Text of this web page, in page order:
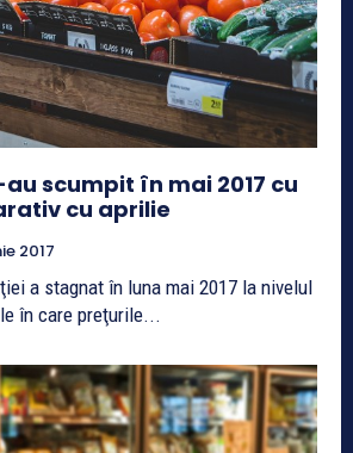
scumpit în mai 2017 cu
cu aprilie
2017
a stagnat în luna mai 2017 la nivelul
în care preţurile...